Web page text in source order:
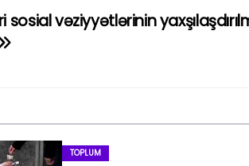
vəziyyətlərinin
TOPLUM